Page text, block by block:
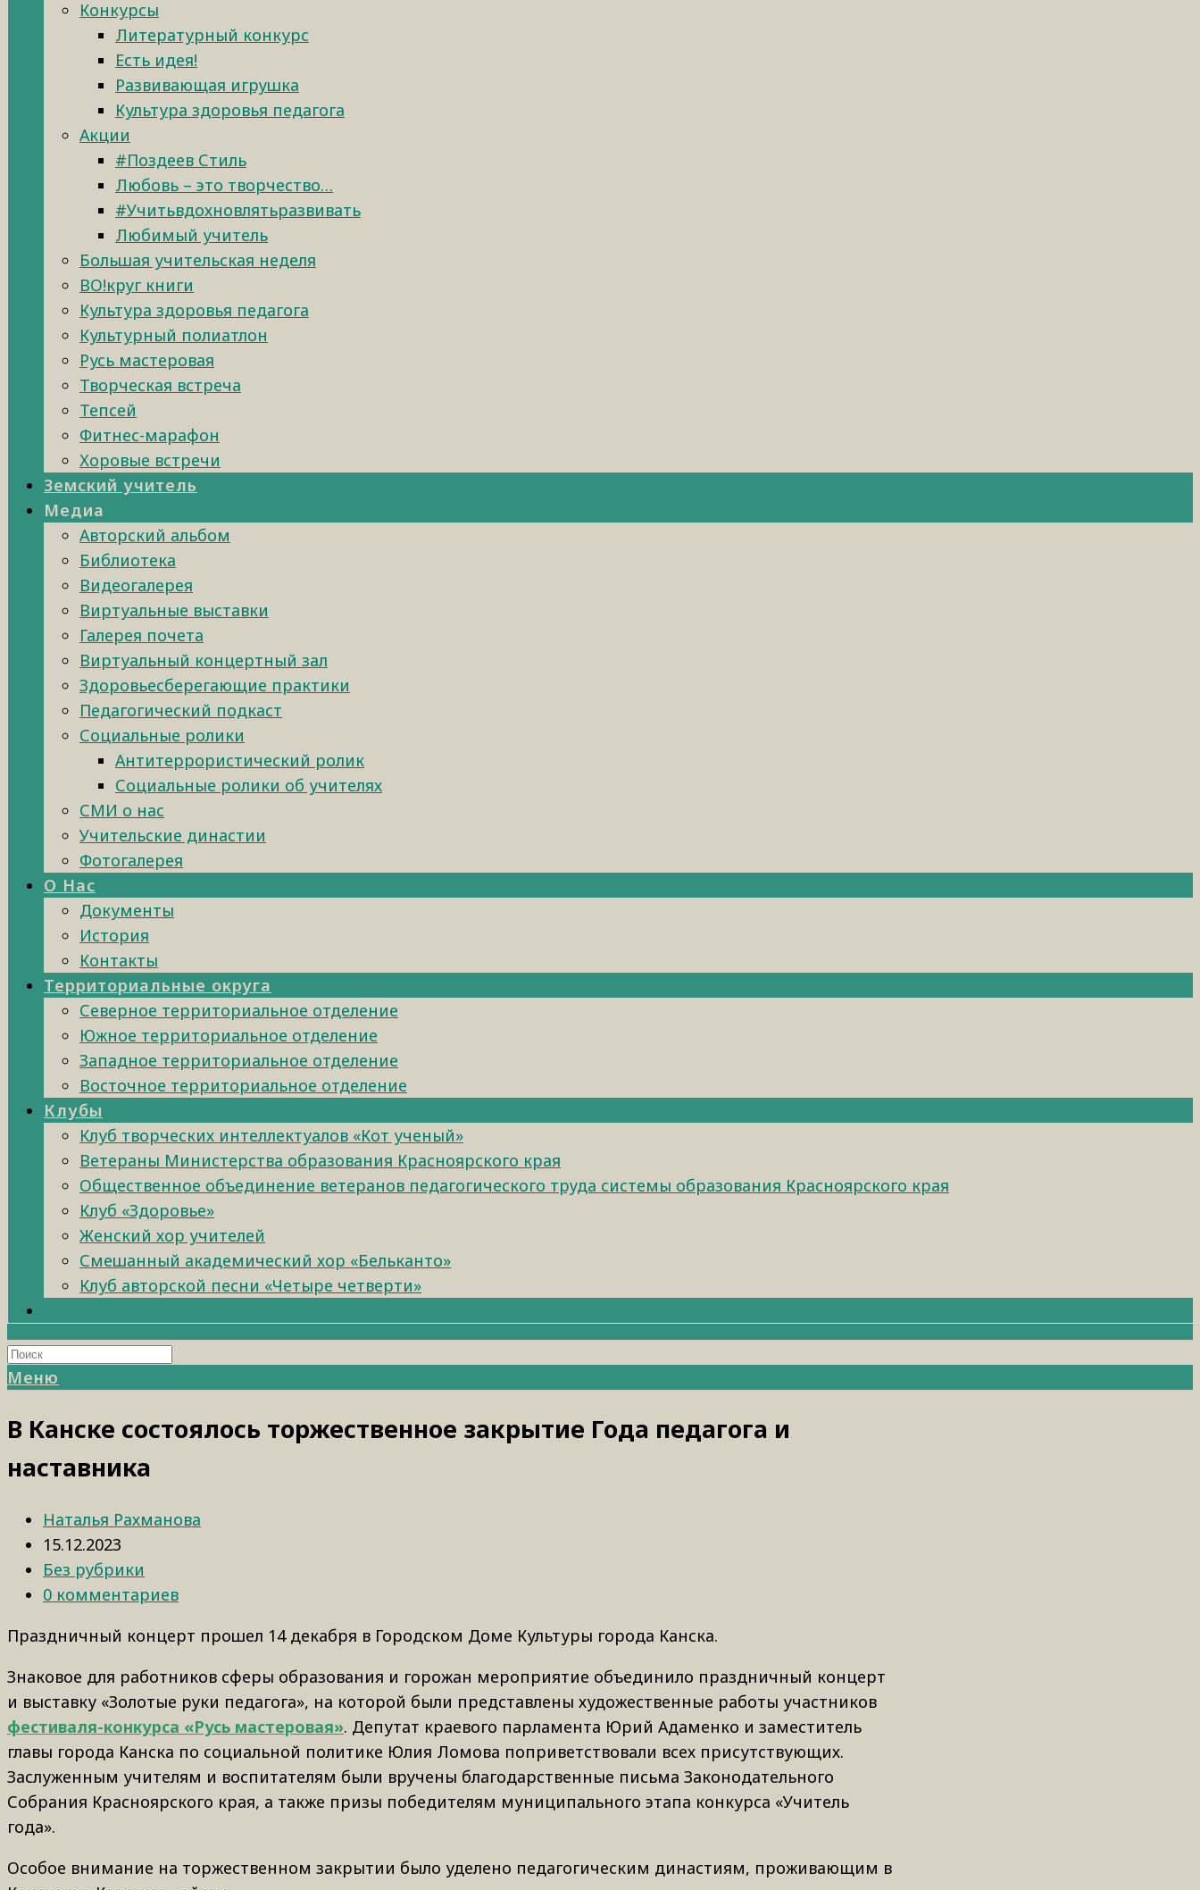
Конкурсы
Литературный конкурс
Есть идея!
Развивающая игрушка
Культура здоровья педагога
Акции
#Поздеев Стиль
Любовь – это творчество…
#Учитьвдохновлятьразвивать
Любимый учитель
Большая учительская неделя
ВО!круг книги
Культура здоровья педагога
Культурный полиатлон
Русь мастеровая
Творческая встреча
Тепсей
Фитнес-марафон
Хоровые встречи
Земский учитель
Медиа
Авторский альбом
Библиотека
Видеогалерея
Виртуальные выставки
Галерея почета
Виртуальный концертный зал
Здоровьесберегающие практики
Педагогический подкаст
Социальные ролики
Антитеррористический ролик
Социальные ролики об учителях
СМИ о нас
Учительские династии
Фотогалерея
О Нас
Документы
История
Контакты
Территориальные округа
Северное территориальное отделение
Южное территориальное отделение
Западное территориальное отделение
Восточное территориальное отделение
Клубы
Клуб творческих интеллектуалов «Кот ученый»
Ветераны Министерства образования Красноярского края
Общественное объединение ветеранов педагогического труда системы образования Красноярского края
Клуб «Здоровье»
Женский хор учителей
Смешанный академический хор «Бельканто»
Клуб авторской песни «Четыре четверти»
Меню
В Канске состоялось торжественное закрытие Года педагога и
наставника
Наталья Рахманова
15.12.2023
Без рубрики
0 комментариев
Праздничный концерт прошел 14 декабря в Городском Доме Культуры города Канска.
Знаковое для работников сферы образования и горожан мероприятие объединило праздничный концерт
и выставку «Золотые руки педагога», на которой были представлены художественные работы участников
фестиваля-конкурса «Русь мастеровая». Депутат краевого парламента Юрий Адаменко и заместитель
главы города Канска по социальной политике Юлия Ломова поприветствовали всех присутствующих.
Заслуженным учителям и воспитателям были вручены благодарственные письма Законодательного
Собрания Красноярского края, а также призы победителям муниципального этапа конкурса «Учитель
года».
Особое внимание на торжественном закрытии было уделено педагогическим династиям, проживающим в